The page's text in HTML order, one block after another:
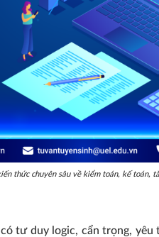
thức chuyên sâu về kiểm toán, kế toán,
tư duy logic, cẩn trọng,